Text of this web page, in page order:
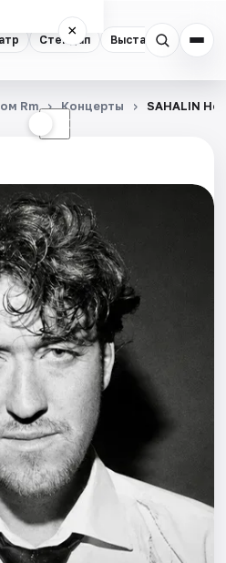
Стендап Выставки
×
☾
Rm Концерты SAHALIN